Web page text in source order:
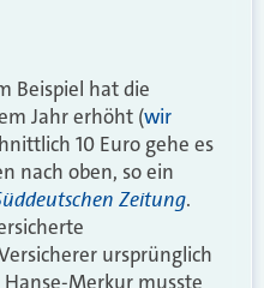
Beispiel hat die
Jahr erhöht (wir
10 Euro gehe es
nach oben, so ein
Zeitung.
ursprünglich
Merkur musste